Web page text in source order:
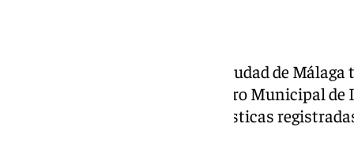
Las zonas diferenciadas en la ciudad de
barrios establecidos por el Centro Municipal
del porcentaje de viviendas turísticas